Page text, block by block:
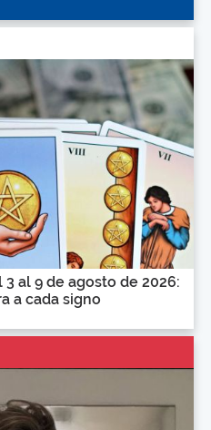
al 9 de agosto de 2026:
a cada signo